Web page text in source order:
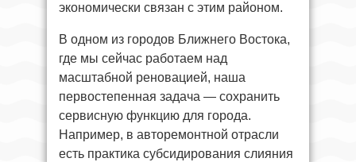
экономически связан с этим районом.
В одном из городов Ближнего Востока,
где мы сейчас работаем над
масштабной реновацией, наша
первостепенная задача — сохранить
сервисную функцию для города.
Например, в авторемонтной отрасли
есть практика субсидирования слияния